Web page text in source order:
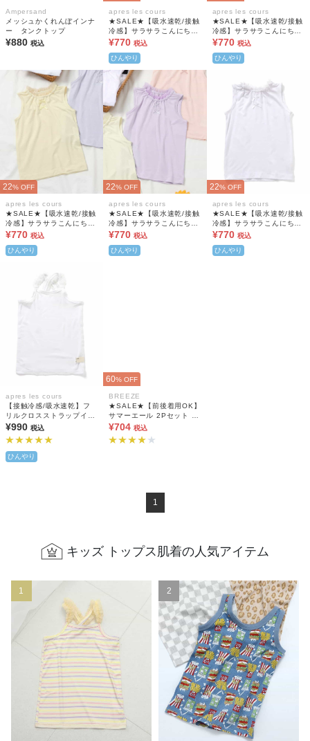
Ampersand
メッシュかくれんぼインナ
ー タンクトップ
¥880 税込
apres les cours
★SALE★【吸水速乾/接触
冷感】サラサラこんにちは
インナー ノースリーブT
¥770 税込
ひんやり
apres les cours
★SALE★【吸水速乾/接触
冷感】サラサラこんにちは
インナー ノースリーブT
¥770 税込
ひんやり
22% OFF
apres les cours
★SALE★【吸水速乾/接触
冷感】サラサラこんにちは
インナー ノースリーブT
¥770 税込
ひんやり
22% OFF
apres les cours
★SALE★【吸水速乾/接触
冷感】サラサラこんにちは
インナー ノースリーブT
¥770 税込
ひんやり
22% OFF
apres les cours
★SALE★【吸水速乾/接触
冷感】サラサラこんにちは
インナー ノースリーブT
¥770 税込
ひんやり
apres les cours
【接触冷感/吸水速乾】フ
リルクロスストラップイン
ナー キャミソール
¥990 税込
ひんやり
60% OFF
BREEZE
★SALE★【前後着用OK】
サマーエール 2Pセット タ
ンクトップ肌着_メッシ
ュ・通気性抜群
¥704 税込
1
キッズ トップス肌着の人気アイテム
1 2